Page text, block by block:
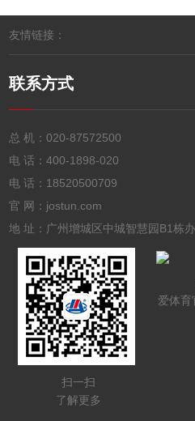
友情链接：
联系方式
总 机：020-87572500
电 话：400-1898-020
电 话： 18520500709
官 网：jostun.com
地 址：广州增城区中城智慧园B1栋
扫一扫
了解更多
爱体育